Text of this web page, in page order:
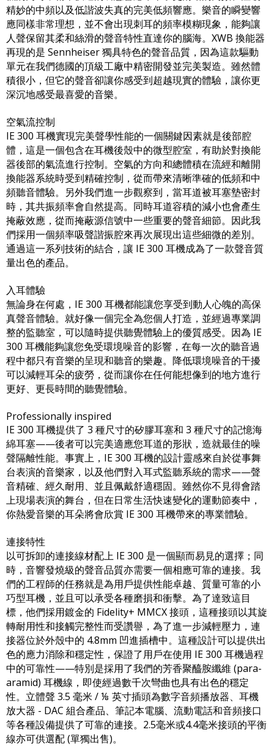
精妙的中頻以及低諧波失真的完美低頻響應。樂音的瞬變響
應同樣非常理想，並不會出現刺耳的頻率模糊現象，能夠讓
人聲保留其柔和絲滑的聲音特性直達你的腦海。XWB 換能器
再現的是 Sennheiser 獨具特色的聲音品質，因為這款驅動
單元在我們德國的頂級工廠中精密開發並完美製造。雖然體
積很小，但它的聲音卻讓你感受到超越現實的體驗，讓你更
深沉地感受最喜愛的音樂。
空氣流控制
IE 300 耳機實現完美聲學性能的一個關鍵因素就是後部腔
體，這是一個包含在耳機後殼中的微型腔室，有助於對換能
器後部的氣流進行控制。空氣的方向和總體積在流經和離開
換能器系統時受到精確控制，從而帶來清晰準確的低頻和中
頻聽音體驗。另外我們進一步觀察到，當耳道被耳塞墊密封
時，其共振頻率會自然提高。同時耳道容積的減小也會產生
掩蔽效應，從而掩蔽源信號中一些重要的聲音細節。因此我
們採用一個頻率吸聲諧振腔來再次展現出這些細微的差別。
通過這一系列技術的結合，讓 IE 300 耳機成為了一款聲音質
量出色的產品。
入耳體驗
無論身在何處，IE 300 耳機都能讓您享受到動人心魄的高保
真聲音體驗。就好像一個完全為您個人打造，並經過專業調
整的監聽室，可以隨時提供聽覺體驗上的優質感受。因為 IE
300 耳機能夠讓您免受環境噪音的影響，在每一次的聽音過
程中都只有音樂的呈現和聽音的樂趣。降低環境噪音的干擾
可以減輕耳朵的疲勞，從而讓你在任何能想像到的地方進行
更好、更長時間的聽覺體驗。
Professionally inspired
IE 300 耳機提供了 3 種尺寸的矽膠耳塞和 3 種尺寸的記憶海
綿耳塞——後者可以完美適應您耳道的形狀，造就最佳的噪
聲隔離性能。事實上，IE 300 耳機的設計靈感來自於從事舞
台表演的音樂家，以及他們對入耳式監聽系統的需求——聲
音精確、經久耐用、並且佩戴舒適穩固。雖然你不見得會踏
上現場表演的舞台，但在日常生活快速變化的運動節奏中，
你熱愛音樂的耳朵將會欣賞 IE 300 耳機帶來的專業體驗。
連接特性
以可拆卸的連接線材配上 IE 300 是一個顯而易見的選擇；同
時，音響發燒級的聲音品質亦需要一個相應可靠的連接。我
們的工程師的任務就是為用戶提供性能卓越、質量可靠的小
巧型耳機，並且可以承受各種磨損和衝擊。為了達致這目
標，他們採用鍍金的 Fidelity+ MMCX 接頭，這種接頭以其旋
轉耐用性和接觸完整性而受讚譽，為了進一步減輕壓力，連
接器位於外殼中的 4.8mm 凹進插槽中。這種設計可以提供出
色的應力消除和穩定性，保證了用戶在使用 IE 300 耳機過程
中的可靠性——特別是採用了我們的芳香聚醯胺纖維 (para-
aramid) 耳機線，即使經過數千次彎曲也具有出色的穩定
性。立體聲 3.5 毫米 / ⅛ 英寸插頭為數字音頻播放器、耳機
放大器 - DAC 組合產品、筆記本電腦、流動電話和音頻接口
等各種設備提供了可靠的連接。2.5毫米或4.4毫米接頭的平衡
線亦可供選配 (單獨出售)。